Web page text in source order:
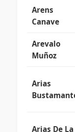
Arens
Canave
Arevalo
Muñoz
Arias
Arias De La